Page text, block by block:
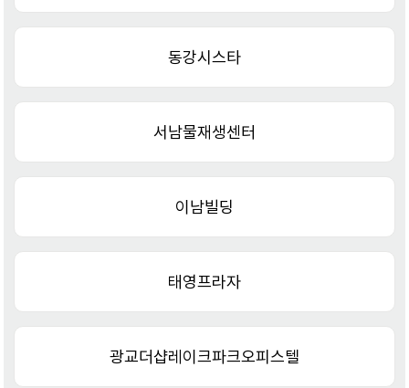
동강시스타
서남물재생센터
이남빌딩
태영프라자
광교더샵레이크파크오피스텔